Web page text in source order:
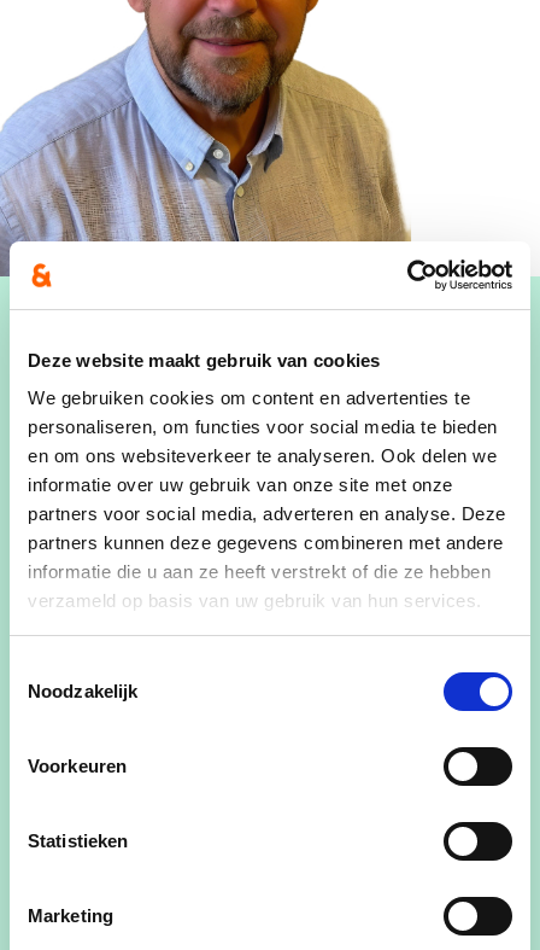
Deze website maakt gebruik van cookies
We gebruiken cookies om content en advertenties te
personaliseren, om functies voor social media te bieden
en om ons websiteverkeer te analyseren. Ook delen we
informatie over uw gebruik van onze site met onze
partners voor social media, adverteren en analyse. Deze
partners kunnen deze gegevens combineren met andere
informatie die u aan ze heeft verstrekt of die ze hebben
verzameld op basis van uw gebruik van hun services.
Noodzakelijk
Voorkeuren
Statistieken
Marketing
Bevoegdheden
Openbare Werken (grote infrastructuurprojecten),
Mobiliteit, Patrimonium, Wonen,
Ontwikkelingssamenwerking, Milieu –
Gezondheid – Luchtkwaliteit, Erfgoed
Ik ben al 24 jaar actief als schepen in Bertem.
Niets is mooier dan om je te kunnen inzetten voor
je eigen gemeente. Ik leg het nodige geduld en
doorzettingsvermogen aan de dag om grote
Leefdaal, sporthal Verona, dorpscentrum
Als gemeenteraadslid sinds 48 jaar heb ik een